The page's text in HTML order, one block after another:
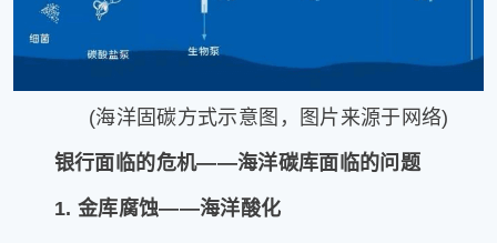
(海洋固碳方式示意图，图片来源于网络)
银行面临的危机——海洋碳库面临的问题
1. 金库腐蚀——海洋酸化